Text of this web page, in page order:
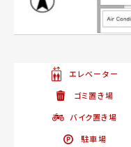
エレベーター
ゴミ置き場
バイク置き場
駐車場